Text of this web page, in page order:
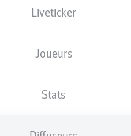
Liveticker
Joueurs
Stats
07.05.2027 - dim., 09.05.2027